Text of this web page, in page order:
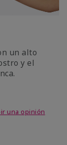
un alto
y el
una opinión